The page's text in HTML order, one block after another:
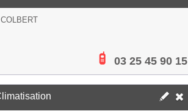
03 25 45 90 15